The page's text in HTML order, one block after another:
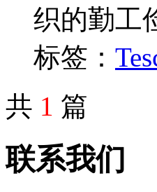
织的勤工
标签：
共 1 篇
联系我们